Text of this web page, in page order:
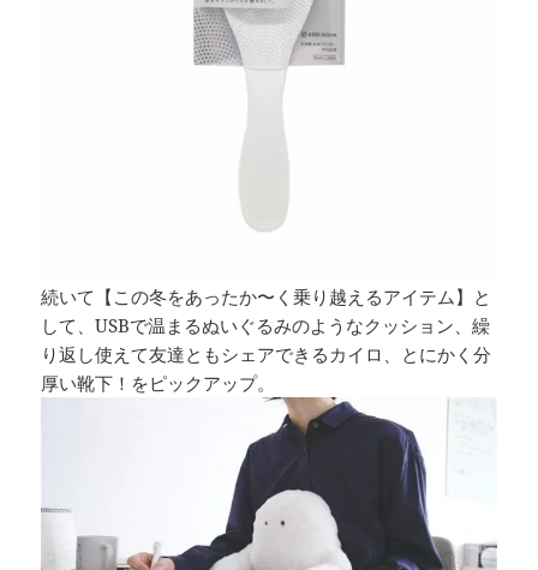
続いて【この冬をあったか〜く乗り越えるアイテム】と
して、USBで温まるぬいぐるみのようなクッション、繰
り返し使えて友達ともシェアできるカイロ、とにかく分
厚い靴下！をピックアップ。